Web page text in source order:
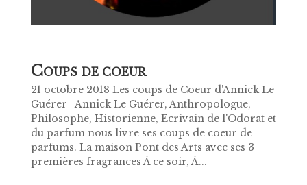
COUPS DE COEUR
21 octobre 2018 Les coups de Coeur d'Annick Le
Guérer Annick Le Guérer, Anthropologue,
Philosophe, Historienne, Ecrivain de l'Odorat et
du parfum nous livre ses coups de coeur de
parfums. La maison Pont des Arts avec ses 3
premières fragrances À ce soir, À...